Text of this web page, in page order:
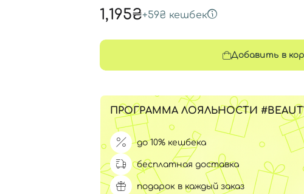
1,195₴+59₴ кешбек
Добавить в
ПРОГРАММА ЛОЯЛЬНОСТИ
до 10% кешбека
бесплатная доставка
подарок в каждый заказ